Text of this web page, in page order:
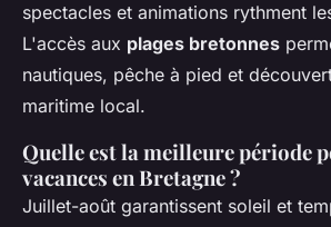
spectacles et animations rythment
L'accès aux plages bretonnes
nautiques, pêche à pied et
maritime local.
Quelle est la meilleure période
vacances en Bretagne ?
Juillet-août garantissent soleil et